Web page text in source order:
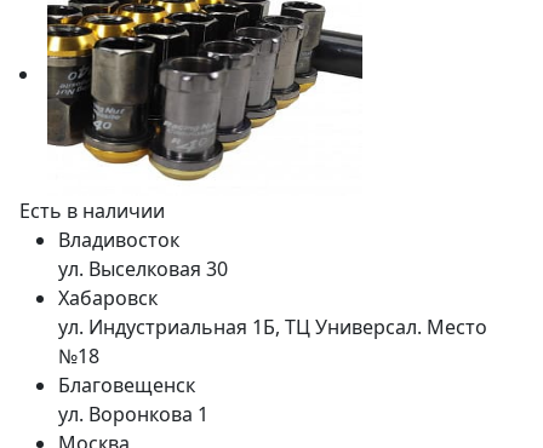
Есть в наличии
Владивосток
ул. Выселковая 30
Хабаровск
ул. Индустриальная 1Б, ТЦ Универсал. Место
№18
Благовещенск
ул. Воронкова 1